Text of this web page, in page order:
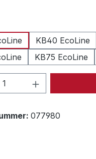
KB40 EcoLine
KB75 EcoLine
Anzahl: Gib
077980